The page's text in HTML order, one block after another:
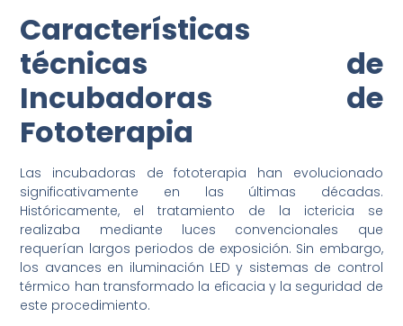
Características
técnicas de
Incubadoras de
Fototerapia
Las incubadoras de fototerapia han evolucionado
significativamente en las últimas décadas.
Históricamente, el tratamiento de la ictericia se
realizaba mediante luces convencionales que
requerían largos periodos de exposición. Sin embargo,
los avances en iluminación LED y sistemas de control
térmico han transformado la eficacia y la seguridad de
este procedimiento.